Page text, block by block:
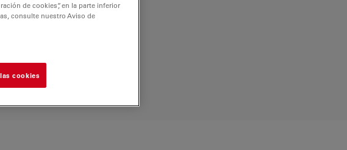
de cookies”, en la parte inferior
consulte nuestro Aviso de
cookies